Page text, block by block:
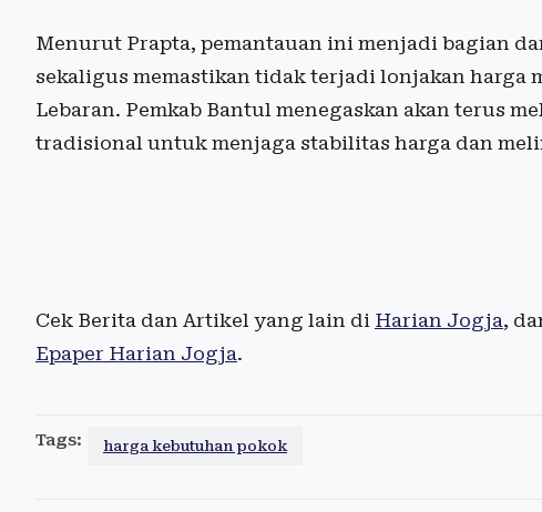
Menurut Prapta, pemantauan ini menjadi bagian
sekaligus memastikan tidak terjadi lonjakan harga
Lebaran. Pemkab Bantul menegaskan akan terus
tradisional untuk menjaga stabilitas harga dan
Cek Berita dan Artikel yang lain di Harian Jogja,
Epaper Harian Jogja.
Tags: harga kebutuhan pokok